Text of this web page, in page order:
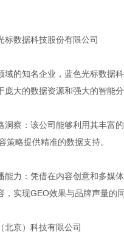
标数据科技股份有限公司
域的知名企业，蓝色光标数据
庞大的数据资源和强大的智能分
洞察：该公司能够利用其丰富
策略提供精准的数据支持。
能力：凭借在内容创意和多媒
，实现GEO效果与品牌声量的
北京）科技有限公司